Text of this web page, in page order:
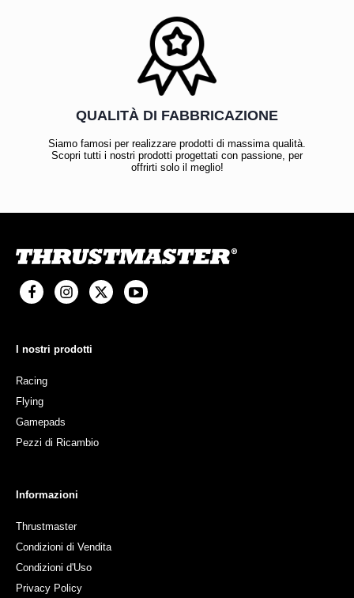
QUALITÀ DI FABBRICAZIONE
Siamo famosi per realizzare prodotti di massima qualità.
Scopri tutti i nostri prodotti progettati con passione, per
offrirti solo il meglio!
I nostri prodotti
Racing
Flying
Gamepads
Pezzi di Ricambio
Informazioni
Thrustmaster
Condizioni di Vendita
Condizioni d'Uso
Privacy Policy